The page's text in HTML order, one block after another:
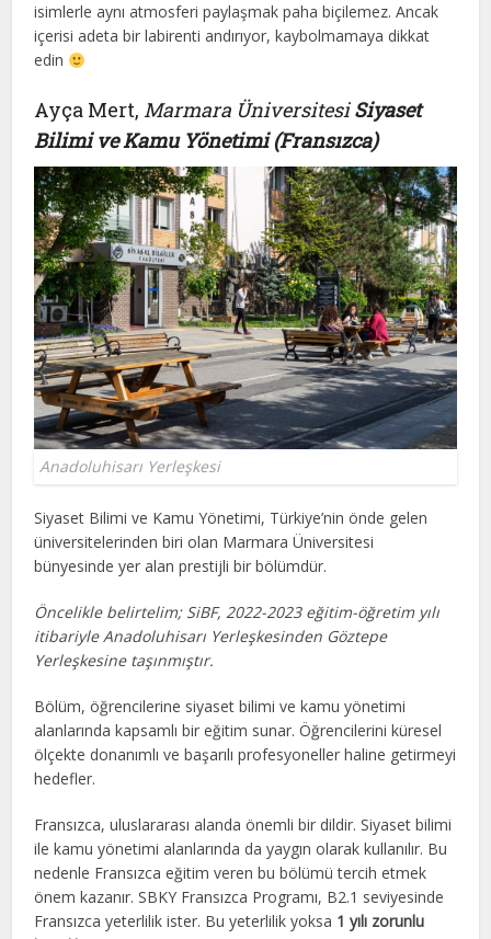
isimlerle aynı atmosferi paylaşmak paha biçilemez. Ancak
içerisi adeta bir labirenti andırıyor, kaybolmamaya dikkat
edin
Ayça Mert, Marmara ÜniversitesiSiyaset
Bilimi ve Kamu Yönetimi (Fransızca)
Anadoluhisarı Yerleşkesi
Siyaset Bilimi ve Kamu Yönetimi, Türkiye’nin önde gelen
üniversitelerinden biri olan Marmara Üniversitesi
bünyesinde yer alan prestijli bir bölümdür.
Öncelikle belirtelim; SiBF, 2022-2023 eğitim-öğretim yılı
itibariyle Anadoluhisarı Yerleşkesinden Göztepe
Yerleşkesine taşınmıştır.
Bölüm, öğrencilerine siyaset bilimi ve kamu yönetimi
alanlarında kapsamlı bir eğitim sunar. Öğrencilerini küresel
ölçekte donanımlı ve başarılı profesyoneller haline getirmeyi
hedefler.
Fransızca, uluslararası alanda önemli bir dildir. Siyaset bilimi
ile kamu yönetimi alanlarında da yaygın olarak kullanılır. Bu
nedenle Fransızca eğitim veren bu bölümü tercih etmek
önem kazanır. SBKY Fransızca Programı, B2.1 seviyesinde
Fransızca yeterlilik ister. Bu yeterlilik yoksa 1 yılı zorunlu